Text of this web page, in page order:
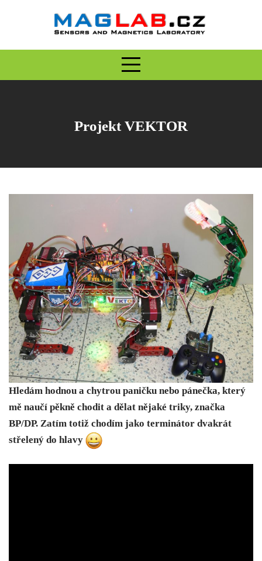
Projekt VEKTOR
Hledám hodnou a chytrou paničku nebo pánečka, který
mě naučí pěkně chodit a dělat nějaké triky, značka
BP/DP. Zatím totiž chodím jako terminátor dvakrát
střelený do hlavy